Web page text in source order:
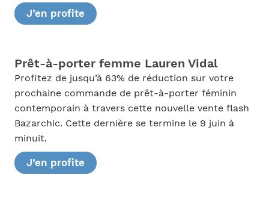
J’en profite
Prêt-à-porter femme Lauren Vidal
Profitez de jusqu’à 63% de réduction sur votre
prochaine commande de prêt-à-porter féminin
contemporain à travers cette nouvelle vente flash
Bazarchic. Cette dernière se termine le 9 juin à
minuit.
J’en profite